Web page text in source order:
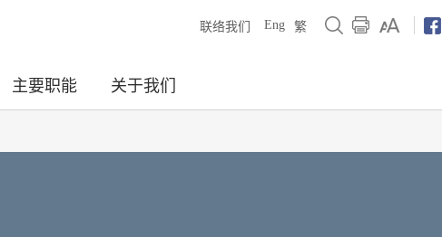
联络我们 Eng 繁
主要职能 关于我们